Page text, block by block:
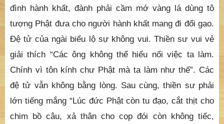
đình hành khất, đành phải cầm mớ vàng lá dùng tô
tượng Phật đưa cho người hành khất mang đi đổi gạo.
Đệ tử của ngài biểu lộ sự không vui. Thiền sư vui vẻ
giải thích “Các ông không thể hiểu nổi việc ta làm.
Chính vì tôn kính chư Phật mà ta làm như thế”. Các
đệ tử vẫn không bằng lòng. Sau cùng, thiền sư phải
lớn tiếng mắng “Lúc đức Phật còn tu đạo, cắt thịt cho
chim bồ câu, xả thân cho cọp đói còn không tiếc,